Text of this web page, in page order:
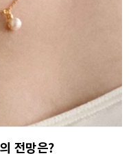
전망은?